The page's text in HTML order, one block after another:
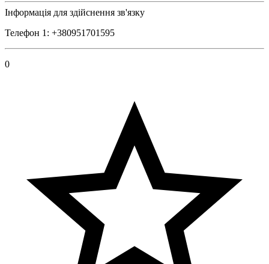
Інформація для здійснення зв'язку
Телефон 1: +380951701595
0